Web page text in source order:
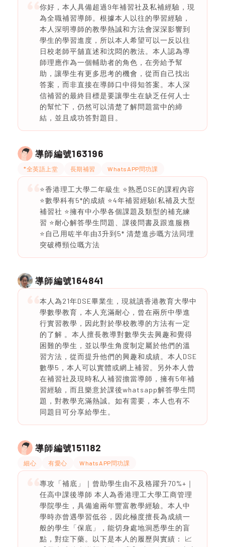
你好，本人具備超過9年補習社及私補經驗，現
為全職補習導師。根據本人以往的學習經驗，
本人深明導師的教學熱誠和方法會深深影響到
學生的學習進度，所以本人希望可以一反以往
日校老師平舖直述和沈悶的教法。本人認為導
師理應作為一個輔助者的角色，在旁給予幫
助，讓學生有更多思考的機會，從而自己找出
答案，而非直接在導師口中得知答案。本人深
信補習的最終目標是要讓學生在缺乏任何人士
的幫忙下，仍然可以清楚了解問題當中的締
結，並且成功答對題目。
導師編號163196
*全英語上堂 長期補習 WhatsAPP問功課
⭐️香港理工大學二年級生 ⭐️熟悉DSE的課程內容
⭐️數學科有5*的成績 ⭐️4年補習經驗(私補及大型
補習社 ⭐️擁有中小學各個課題及類型的補充練
習 ⭐️耐心解答學生問題、課後問書及跟進服務
⭐️自己用咗半年由3升到5* 清楚進步嘅方法同埋
突破樽頸位嘅方法
導師編號164841
本人為21年DSE畢業生，現就讀香港教育大學中
學數學教育，本人充滿耐心，曾在兩所中學進
行實習教學，因此對於學校教導的方法有一定
的了解 。本人擅長教導對數學失去興趣和覺得
困難的學生，並以學生角度制定屬於他們的溫
習方法，從而提升他們的興趣和成績。本人DSE
數學5，本人可以實體或網上補習。另外本人曾
在補習社及現時私人補習擔當導師，擁有5年補
習經驗，而且樂意於課後whatsapp解答學生問
題，對教學充滿熱誠。如有需要，本人也有不
同題目可分享給學生。
導師編號151182
細心 有愛心 WhatsAPP問功課
專攻「補底」｜曾助學生由不及格躍升70%+｜
任高中課後導師 本人為香港理工大學工商管理
學院學生，具備逾兩年豐富教學經驗。本人中
學時亦曾遇學習低谷，因此極度擅長為成績一
般的學生「保底」，能切身處地洞悉學生的盲
點，對症下藥。以下是本人的履歷與實績： 📈